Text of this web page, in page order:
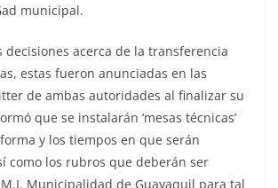
municipal.
decisiones acerca de la transferencia
estas fueron anunciadas en las
de ambas autoridades al finalizar su
que se instalarán ‘mesas técnicas’
y los tiempos en que serán
como los rubros que deberán ser
Municipalidad de Guayaquil para tal